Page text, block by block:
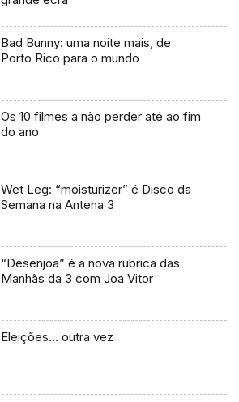
Bad Bunny: uma noite mais, de
Porto Rico para o mundo
Os 10 filmes a não perder até ao fim
do ano
Wet Leg: “moisturizer” é Disco da
Semana na Antena 3
“Desenjoa” é a nova rubrica das
Manhãs da 3 com Joa Vitor
Eleições… outra vez